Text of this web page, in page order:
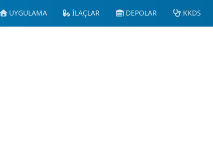
UYGULAMA İLAÇLAR DEPOLAR KKDS